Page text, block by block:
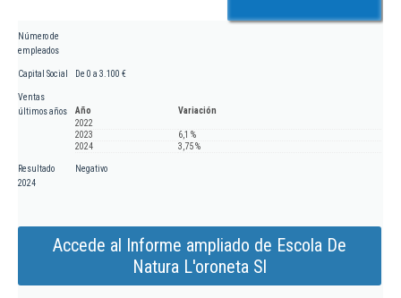
Número de
empleados
Capital Social De 0 a 3.100 €
Ventas
últimos años
Año
Variación
2022
2023
6,1 %
2024
3,75 %
Resultado
2024
Negativo
Accede al Informe ampliado de Escola De
Natura L'oroneta Sl